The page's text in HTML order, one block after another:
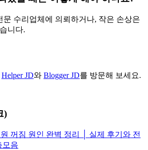
문 수리업체에 의뢰하거나, 작은 손상은
니다.
Helper JD와 Blogger JD를 방문해 보세요.
)
꺼짐 원인 완벽 정리 │ 실제 후기와 전
모음